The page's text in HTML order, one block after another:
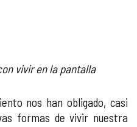
vivir en la pantalla
nos han obligado, casi
formas de vivir nuestra